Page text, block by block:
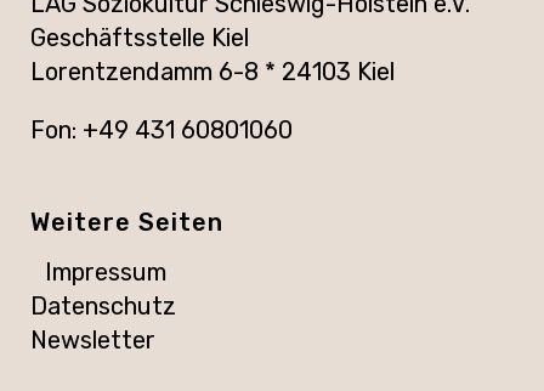
Geschäftsstelle Kiel
Lorentzendamm 6-8 * 24103 Kiel
Fon: +49 431 60801060
Weitere Seiten
Impressum
Datenschutz
Newsletter